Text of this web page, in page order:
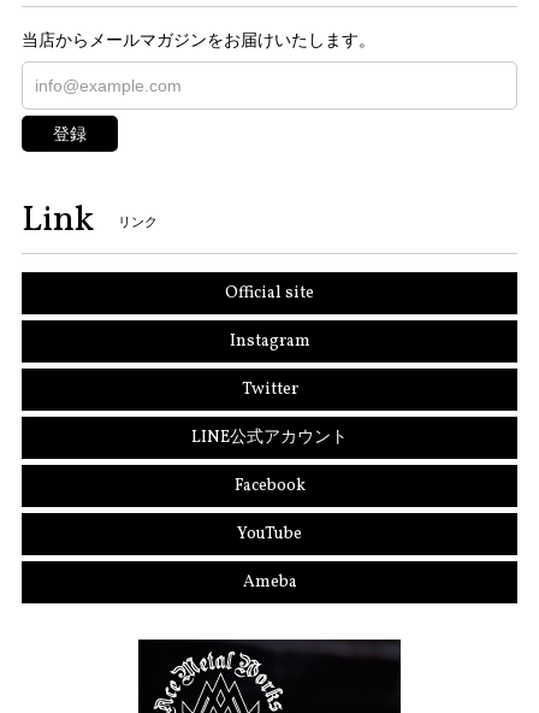
当店からメールマガジンをお届けいたします。
登録
Link リンク
Official site
Instagram
Twitter
LINE公式アカウント
Facebook
YouTube
Ameba